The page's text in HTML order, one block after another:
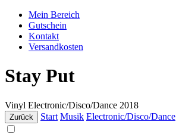
Mein Bereich
Gutschein
Kontakt
Versandkosten
Stay Put
Vinyl Electronic/Disco/Dance 2018
Zurück Start Musik Electronic/Disco/Dance